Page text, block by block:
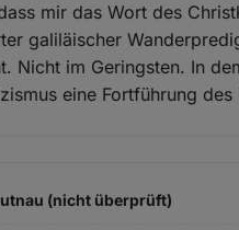
mir das Wort des
galiläischer
Nicht im Geringsten. In
eine Fortführung
(nicht überprüft)